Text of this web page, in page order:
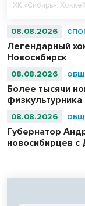
ХК «Сибирь».
08.08.2026
Легендарный
Новосибирск
08.08.2026
Более тысячи
08.08.2026
Губернатор
новосибирцев с